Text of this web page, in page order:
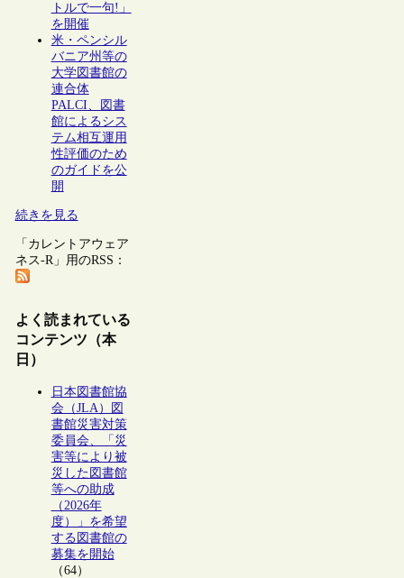
トルで一句!」
を開催
米・ペンシル
バニア州等の
大学図書館の
連合体
PALCI、図書
館によるシス
テム相互運用
性評価のため
のガイドを公
開
続きを見る
「カレントアウェア
ネス-R」用のRSS：
よく読まれている
コンテンツ（本
日）
日本図書館協
会（JLA）図
書館災害対策
委員会、「災
害等により被
災した図書館
等への助成
（2026年
度）」を希望
する図書館の
募集を開始
（64）